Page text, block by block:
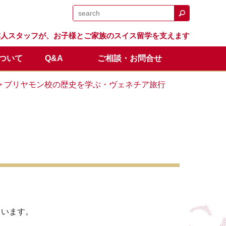
スタッフが、お子様とご家族のスイス留学を支えます
留学生の声
体験留学
いて
スイス留学.comのサポート
Q&A
卒業生の成績と進路
ご相談・お問合せ
程 オンライン説明会
ブリヤモン校の歴史を学ぶ・ヴェネチア旅行
ます。